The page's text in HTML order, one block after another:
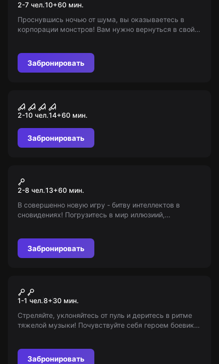
2-7 чел.10+60 мин.
Проснувшись ночью от шума, вы оказываетесь в
корпорации монстров! Вам нужно вернуться в свой
Забронировать
Зомби-бункер: выживание
по правилам The Last of Us
2-10 чел.14+60 мин.
Забронировать
Битва снов
2-8 чел.13+60 мин.
В совершенно новую игру - битву интеллектов в
сновидениях! Погрузитесь в мир иллюзиий,
Забронировать
Pistol Whip
1-1 чел.8+30 мин.
Стреляйте, уклоняйтесь от пуль и деритесь в ритме
тяжелой музыки! Почувствуйте себя героем боевика.
Забронировать